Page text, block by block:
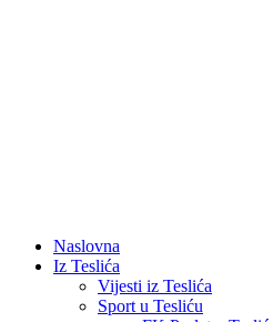
Naslovna
Iz Teslića
Vijesti iz Teslića
Sport u Tesliću